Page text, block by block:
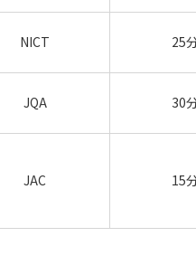
NICT 25
JQA 30
JAC 15